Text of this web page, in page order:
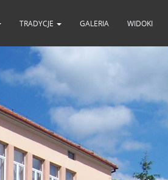
TRADYCJE GALERIA WIDOKI